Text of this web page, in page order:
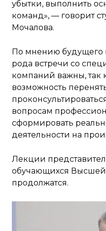
убытки, выполнить
команд», — говорит
Мочалова.
По мнению будущего
рода встречи со
компаний важны, так
возможность
вопросам
сформировать
деятельности на
Лекции
обучающихся
продолжатся.